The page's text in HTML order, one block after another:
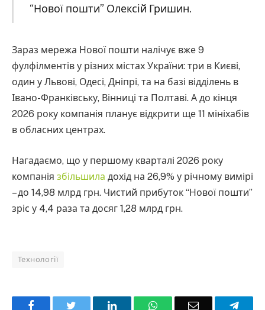
“Нової пошти” Олексій Гришин.
Зараз мережа Нової пошти налічує вже 9
фулфілментів у різних містах України: три в Києві,
один у Львові, Одесі, Дніпрі, та на базі відділень в
Івано-Франківську, Вінниці та Полтаві. А до кінця
2026 року компанія планує відкрити ще 11 мініхабів
в обласних центрах.
Нагадаємо, що у першому кварталі 2026 року
компанія збільшила дохід на 26,9% у річному вимірі
– до 14,98 млрд грн. Чистий прибуток “Нової пошти”
зріс у 4,4 раза та досяг 1,28 млрд грн.
Технології
Facebook LinkedInWhatsAppEmail